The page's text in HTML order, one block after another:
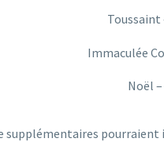
Toussaint
Immaculée
Noël